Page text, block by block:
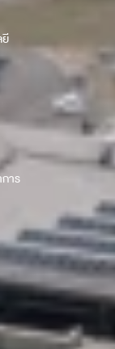
ยี
าร